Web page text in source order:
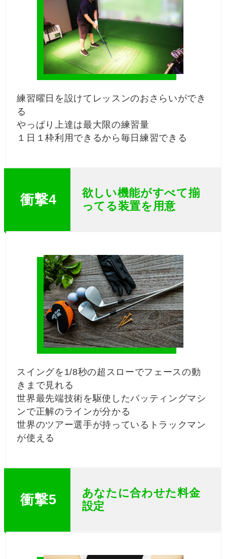
練習曜日を設けてレッスンのおさらいができ
る
やっぱり上達は最大限の練習量
１日１枠利用できるから毎日練習できる
衝撃4
欲しい機能がすべて揃
ってる装置を用意
スイングを1/8秒の超スローでフェースの動
きまで見れる
世界最先端技術を駆使したパッティングマシ
ンで正解のラインが分かる
世界のツアー選手が持っているトラックマン
が使える
衝撃5
あなたに合わせた料金
設定